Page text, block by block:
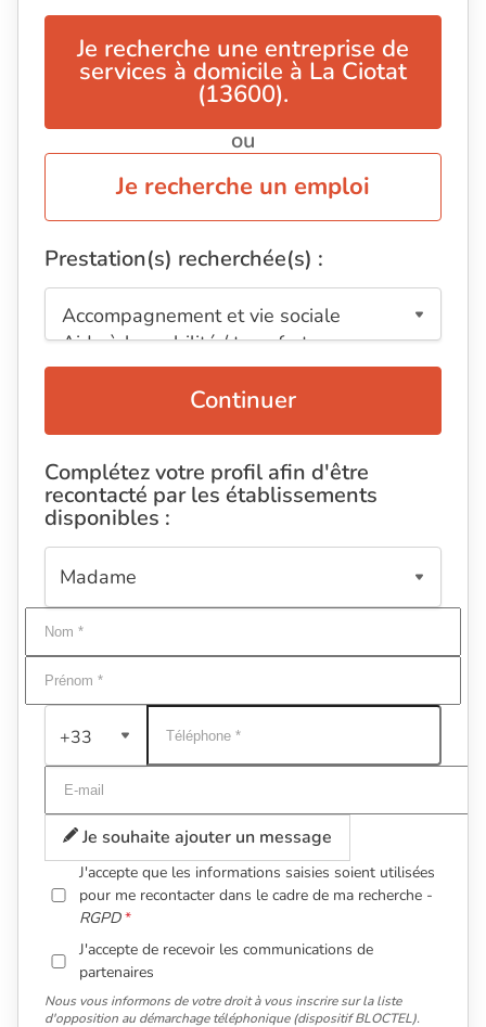
Je recherche une entreprise de
services à domicile à La Ciotat
(13600).
ou
Je recherche un emploi
Prestation(s) recherchée(s) :
Continuer
Complétez votre profil afin d'être
recontacté par les établissements
disponibles :
+33
Je souhaite ajouter un message
J'accepte que les informations saisies soient utilisées
pour me recontacter dans le cadre de ma recherche -
RGPD
J'accepte de recevoir les communications de
partenaires
Nous vous informons de votre droit à vous inscrire sur la liste
d'opposition au démarchage téléphonique (dispositif BLOCTEL).